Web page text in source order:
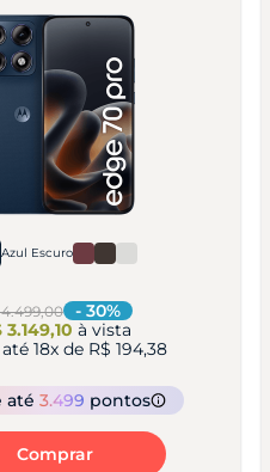
Azul Escuro
- 30%
3.149,10 à vista
18x de R$ 194,38
até 3.499 pontos
Comprar